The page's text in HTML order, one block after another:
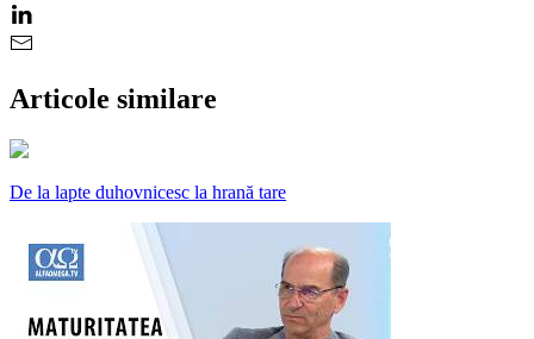
Articole similare
De la lapte duhovnicesc la hrană tare